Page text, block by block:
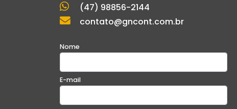
(47) 98856-2144
contato@gncont.com.br
Nome
E-mail